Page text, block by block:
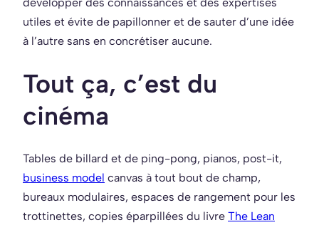
utiles et évite de papillonner et de sauter d’une idée
à l’autre sans en concrétiser aucune.
Tout ça, c’est du
cinéma
Tables de billard et de ping-pong, pianos, post-it,
business model canvas à tout bout de champ,
bureaux modulaires, espaces de rangement pour les
trottinettes, copies éparpillées du livre The Lean